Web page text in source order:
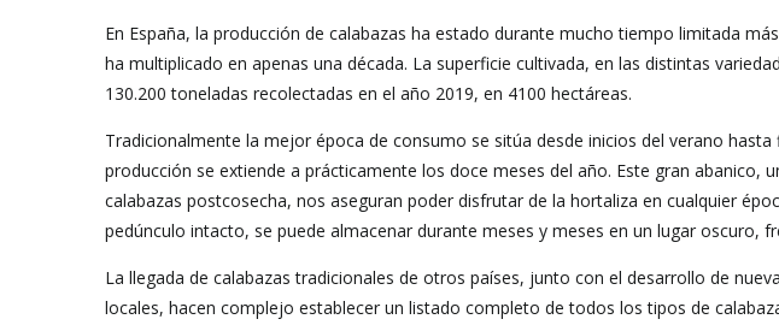
En España, la producción de calabazas ha estado durante mucho tiempo limitada
ha multiplicado en apenas una década. La superficie cultivada, en las distintas
130.200 toneladas recolectadas en el año 2019, en 4100 hectáreas.
Tradicionalmente la mejor época de consumo se sitúa desde inicios del verano
producción se extiende a prácticamente los doce meses del año. Este gran abanico,
calabazas postcosecha, nos aseguran poder disfrutar de la hortaliza en cualquier
pedúnculo intacto, se puede almacenar durante meses y meses en un lugar oscuro,
La llegada de calabazas tradicionales de otros países, junto con el desarrollo de
locales, hacen complejo establecer un listado completo de todos los tipos de